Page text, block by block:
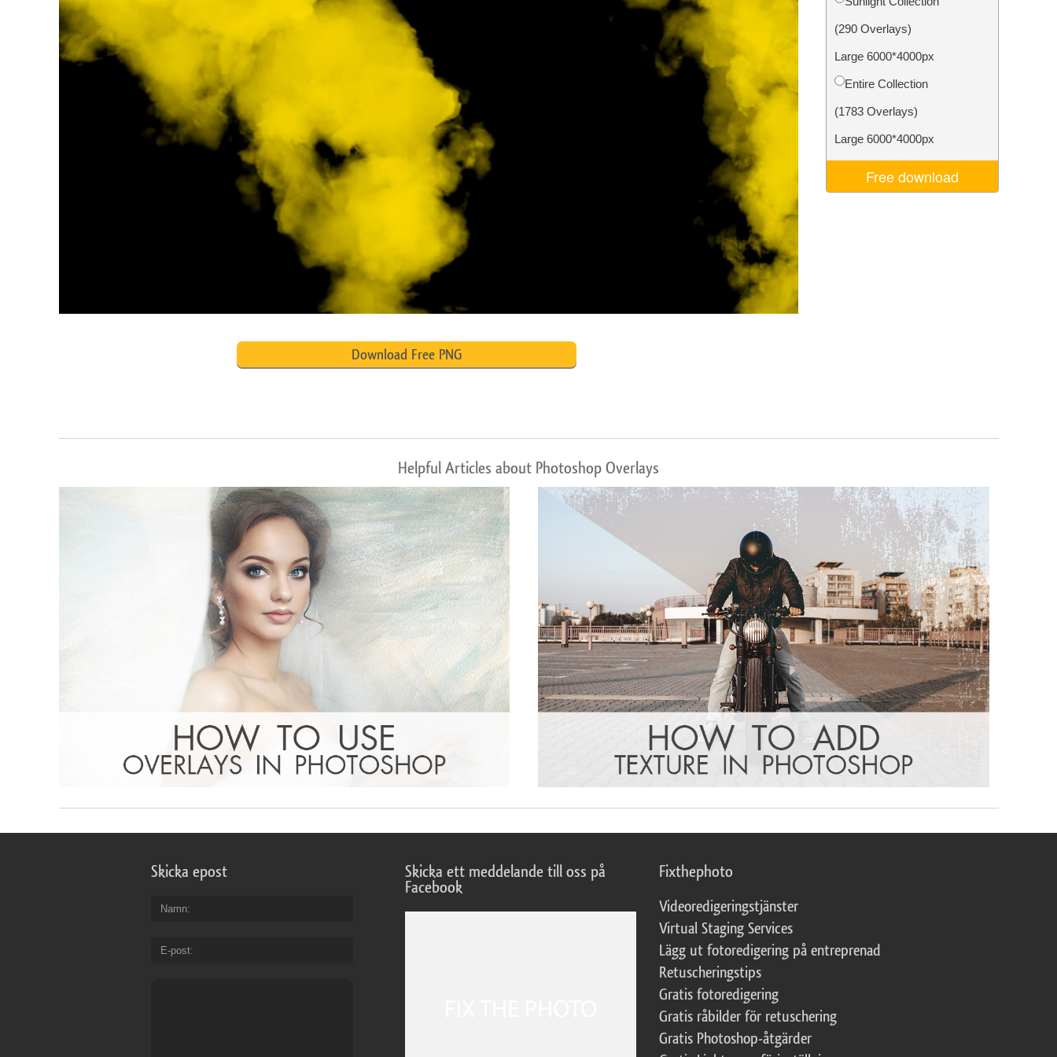
Produktfotoredigering AI-träningsdata
(290 Overlays)
Large 6000*4000px
Entire Collection
(1783 Overlays)
Large 6000*4000px
Free download
Download Free PNG
Helpful Articles about Photoshop Overlays
Skicka epost
Namn
E-post
Skicka ett meddelande till oss på
Facebook
Fixthephoto
Videoredigeringstjänster
Virtual Staging Services
Lägg ut fotoredigering på entreprenad
Retuscheringstips
Gratis fotoredigering
Gratis råbilder för retuschering
Gratis Photoshop-åtgärder